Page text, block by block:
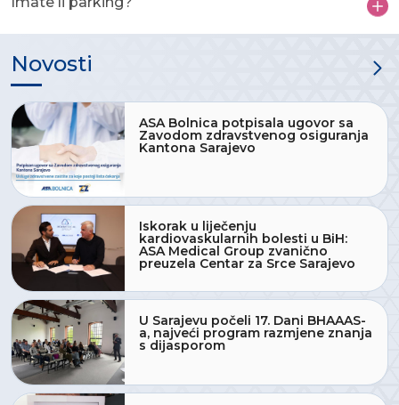
Novosti
ASA Bolnica potpisala ugovor sa
Zavodom zdravstvenog osiguranja
Kantona Sarajevo
Iskorak u liječenju
kardiovaskularnih bolesti u BiH:
ASA Medical Group zvanično
preuzela Centar za Srce Sarajevo
U Sarajevu počeli 17. Dani BHAAAS-
a, najveći program razmjene znanja
s dijasporom